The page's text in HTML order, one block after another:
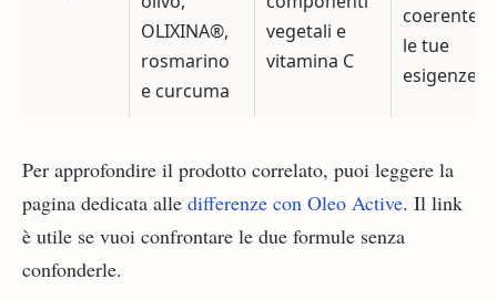
OLIXINA®,
rosmarino
e curcuma
vegetali e
vitamina C
coerente
le tue
esigenze
Per approfondire il prodotto correlato, puoi leggere la
pagina dedicata alle differenze con Oleo Active. Il link
è utile se vuoi confrontare le due formule senza
confonderle.